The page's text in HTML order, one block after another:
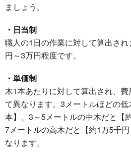
ましょう。
・日当制
職人の1日の作業に対して算出さ
円～3万円程度です。
・単価制
木1本あたりに対して算出され、
て異なります。3メートルほどの
本】、3～5メートルの中木だと【
7メートルの高木だと【約1万5千
なります。